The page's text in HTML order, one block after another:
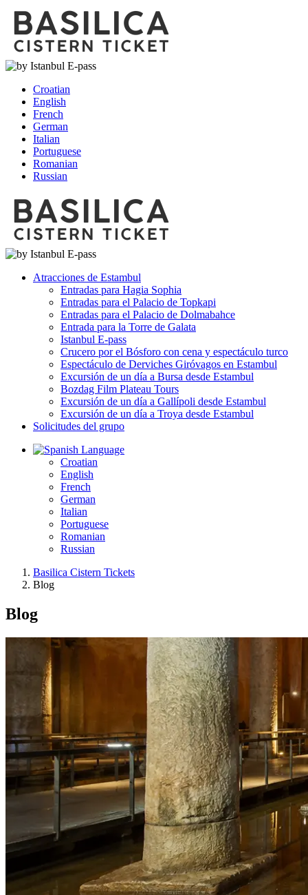
Croatian
English
French
German
Italian
Portuguese
Romanian
Russian
Atracciones de Estambul
Entradas para Hagia Sophia
Entradas para el Palacio de Topkapi
Entradas para el Palacio de Dolmabahce
Entrada para la Torre de Galata
Istanbul E-pass
Crucero por el Bósforo con cena y espectáculo turco
Espectáculo de Derviches Giróvagos en Estambul
Excursión de un día a Bursa desde Estambul
Bozdag Film Plateau Tours
Excursión de un día a Gallípoli desde Estambul
Excursión de un día a Troya desde Estambul
Solicitudes del grupo
Language
Croatian
English
French
German
Italian
Portuguese
Romanian
Russian
Basilica Cistern Tickets
Blog
Blog